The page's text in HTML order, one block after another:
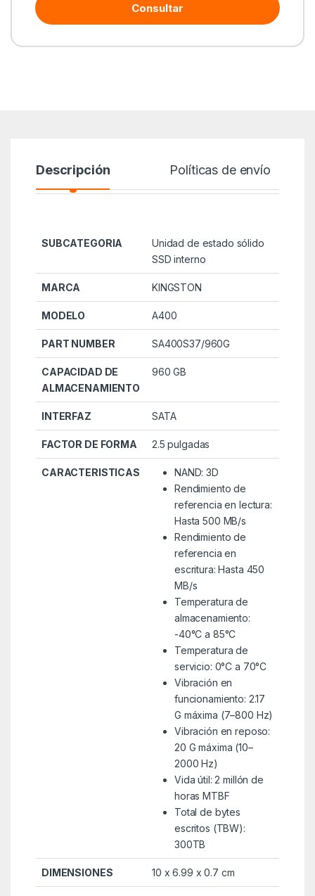
Consultar
Descripción Políticas de envío
SUBCATEGORIA
Unidad de estado sólido
SSD interno
MARCA KINGSTON
MODELO A400
PART NUMBER SA400S37/960G
CAPACIDAD DE
ALMACENAMIENTO
960 GB
INTERFAZ SATA
FACTOR DE FORMA 2.5 pulgadas
CARACTERISTICAS
NAND: 3D
Rendimiento de
referencia en lectura:
Hasta 500 MB/s
Rendimiento de
referencia en
escritura: Hasta 450
MB/s
Temperatura de
almacenamiento:
-40°C a 85°C
Temperatura de
servicio: 0°C a 70°C
Vibración en
funcionamiento: 2.17
G máxima (7–800 Hz)
Vibración en reposo:
20 G máxima (10–
2000 Hz)
Vida útil: 2 millón de
horas MTBF
Total de bytes
escritos (TBW):
300TB
DIMENSIONES 10 x 6.99 x 0.7 cm